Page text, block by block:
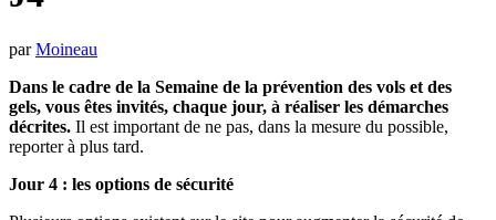
parMoineau
Dans le cadre de la Semaine de la prévention des vols et des
gels, vous êtes invités, chaque jour, à réaliser les démarches
décrites. Il est important de ne pas, dans la mesure du possible,
reporter à plus tard.
Jour 4 : les options de sécurité